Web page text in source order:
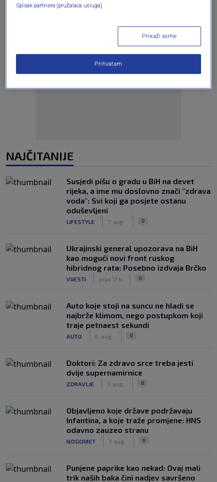
NAJČITANIJE
Susjedi pišu o gradu u BiH na devet
rijeka, a ime mu doslovno znači "zdrava
voda": Svi koji ga posjete ostanu
oduševljeni
LIFESTYLE 7. aug. 0
Ukrajinski general upozorava na BiH
kao mogući novi front ruskog
hibridnog rata: Posebno izdvaja Brčko
VIJESTI prije 11 h 0
Auto koje stoji na suncu ne hladi se
najbrže klimom, nego postupkom koji
traje petnaest sekundi
AUTO 6. aug. 0
Doktori: Za zdravo srce treba jesti
dvije supernamirnice
ZDRAVLJE 7. aug. 0
Objavljeno koje države podržavaju
Infantina, a koje traže promjene: HNS
odavno zauzeo stranu
NOGOMET 7. aug. 0
Punjene paprike kao nekad: Ovaj mali
trik naših baka čini nadjev savršeno
Spisak partnera (pružalaca usluga)
Prikaži svrhe
Prihvatam